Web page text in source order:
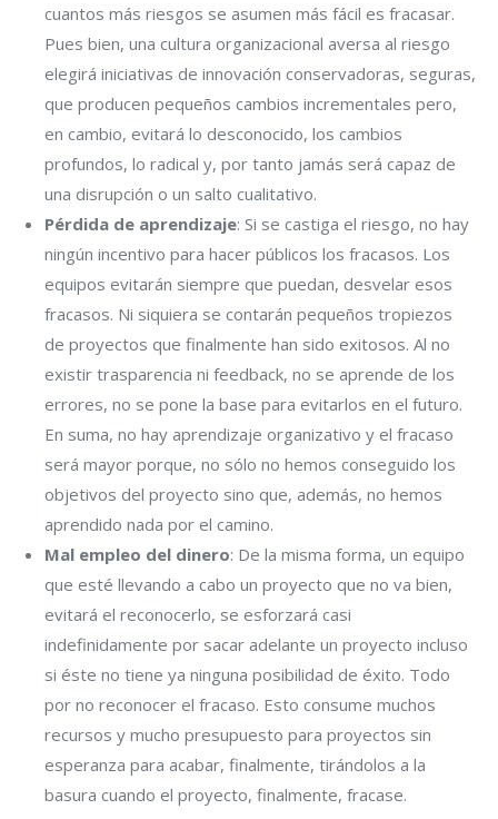
cuantos más riesgos se asumen más fácil es fracasar.
Pues bien, una cultura organizacional aversa al riesgo
elegirá iniciativas de innovación conservadoras, seguras,
que producen pequeños cambios incrementales pero,
en cambio, evitará lo desconocido, los cambios
profundos, lo radical y, por tanto jamás será capaz de
una disrupción o un salto cualitativo.
Pérdida de aprendizaje: Si se castiga el riesgo, no hay
ningún incentivo para hacer públicos los fracasos. Los
equipos evitarán siempre que puedan, desvelar esos
fracasos. Ni siquiera se contarán pequeños tropiezos
de proyectos que finalmente han sido exitosos. Al no
existir trasparencia ni feedback, no se aprende de los
errores, no se pone la base para evitarlos en el futuro.
En suma, no hay aprendizaje organizativo y el fracaso
será mayor porque, no sólo no hemos conseguido los
objetivos del proyecto sino que, además, no hemos
aprendido nada por el camino.
Mal empleo del dinero: De la misma forma, un equipo
que esté llevando a cabo un proyecto que no va bien,
evitará el reconocerlo, se esforzará casi
indefinidamente por sacar adelante un proyecto incluso
si éste no tiene ya ninguna posibilidad de éxito. Todo
por no reconocer el fracaso. Esto consume muchos
recursos y mucho presupuesto para proyectos sin
esperanza para acabar, finalmente, tirándolos a la
basura cuando el proyecto, finalmente, fracase.